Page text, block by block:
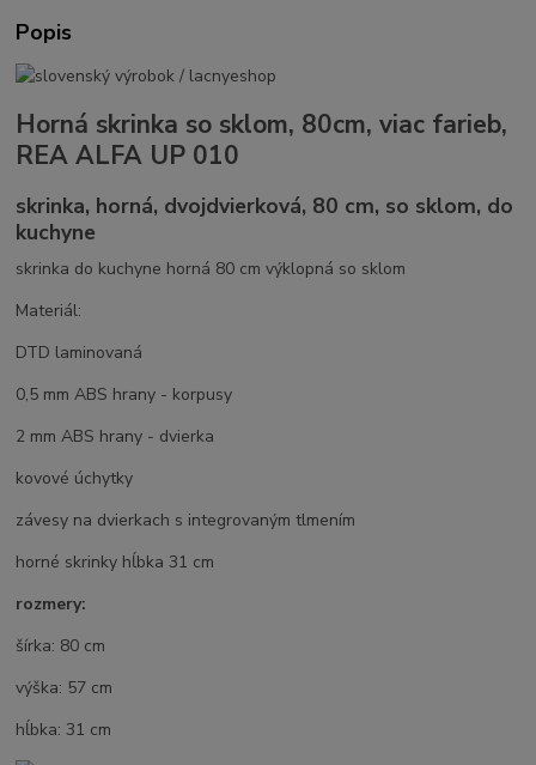
Popis
Horná skrinka so sklom, 80cm, viac farieb,
REA ALFA UP 010
skrinka, horná, dvojdvierková, 80 cm, so sklom, do
kuchyne
skrinka do kuchyne horná 80 cm výklopná so sklom
Materiál:
DTD laminovaná
0,5 mm ABS hrany - korpusy
2 mm ABS hrany - dvierka
kovové úchytky
závesy na dvierkach s integrovaným tlmením
horné skrinky hĺbka 31 cm
rozmery:
šírka: 80 cm
výška: 57 cm
hĺbka: 31 cm